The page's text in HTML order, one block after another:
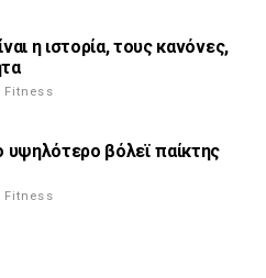
η ιστορία, τους κανόνες,
Fitness
υψηλότερο βόλεϊ παίκτης
Fitness